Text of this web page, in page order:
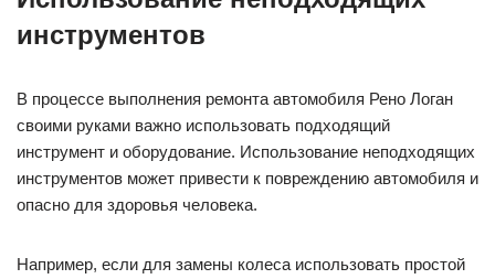
инструментов
В процессе выполнения ремонта автомобиля Рено Логан
своими руками важно использовать подходящий
инструмент и оборудование. Использование неподходящих
инструментов может привести к повреждению автомобиля и
опасно для здоровья человека.
Например, если для замены колеса использовать простой